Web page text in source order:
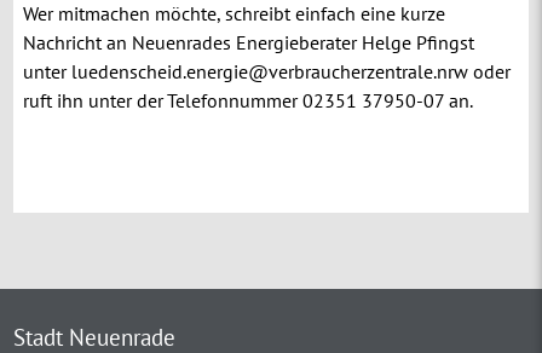
Wer mitmachen möchte, schreibt einfach eine kurze
Nachricht an Neuenrades Energieberater Helge Pfingst
unter luedenscheid.energie@verbraucherzentrale.nrw oder
ruft ihn unter der Telefonnummer 02351 37950-07 an.
Stadt Neuenrade